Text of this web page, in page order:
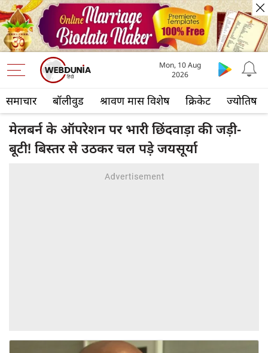
समाचार बॉलीवुड श्रावण मास विशेष क्रिकेट ज्योतिष
Mon, 10 Aug
2026
मेलबर्न के ऑपरेशन पर भारी छिंदवाड़ा की जड़ी-
बूटी! बिस्तर से उठकर चल पड़े जयसूर्या